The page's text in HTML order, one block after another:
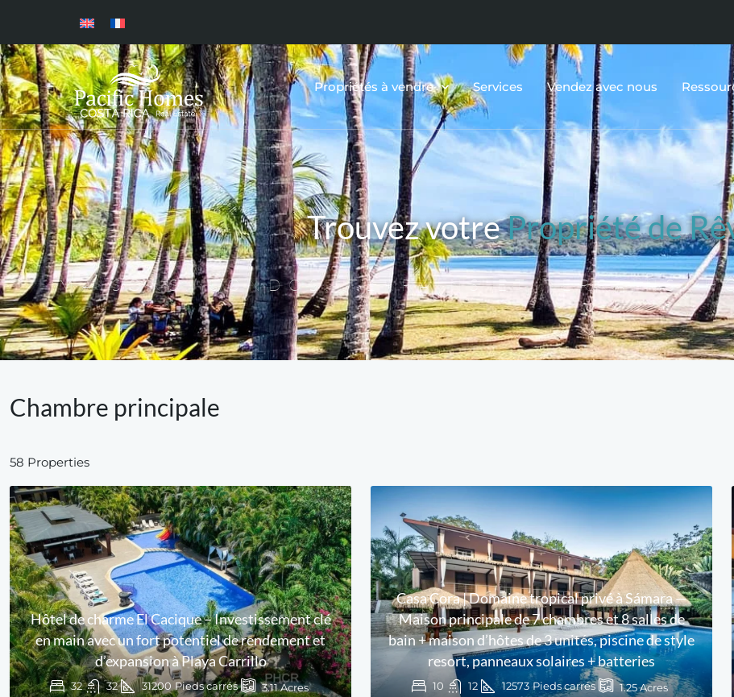
Propriétés à vendre Services Vendez avec nous
Trouvez votrePropriété de
MAISONS, CONDOS, TERRAINS ET TERRAINS,
Chambre principale
58 Properties
Hôtel de charme El Cacique – Investissement clé
en main avec un fort potentiel de rendement et
d’expansion à Playa Carrillo
32 32 31200 Pieds carrés 3.11Acres
Casa Cora | Domaine tropical privé à Sámara —
Maison principale de 7 chambres et 8 salles de
bain + maison d’hôtes de 3 unités, piscine de style
resort, panneaux solaires + batteries
10 12 12573 Pieds carrés 1.25Acres